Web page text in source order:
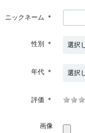
ニックネーム ＊
性別 ＊
年代 ＊
評価 ＊
画像